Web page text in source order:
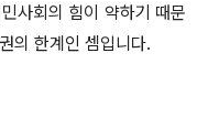
사회의 힘이 약하기 때문
의 한계인 셈입니다.